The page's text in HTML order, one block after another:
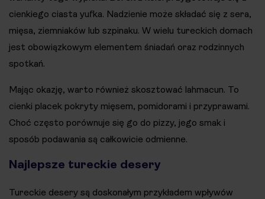
cienkiego ciasta yufka. Nadzienie może składać się z sera,
mięsa, ziemniaków lub szpinaku. W wielu tureckich domach
jest obowiązkowym elementem śniadań oraz rodzinnych
spotkań.
Mając okazję, warto również skosztować lahmacun. To
cienki placek pokryty mięsem, pomidorami i przyprawami.
Choć często porównuje się go do pizzy, jego smak i
sposób podawania są całkowicie odmienne.
Najlepsze tureckie desery
Tureckie desery są doskonałym przykładem wpływów